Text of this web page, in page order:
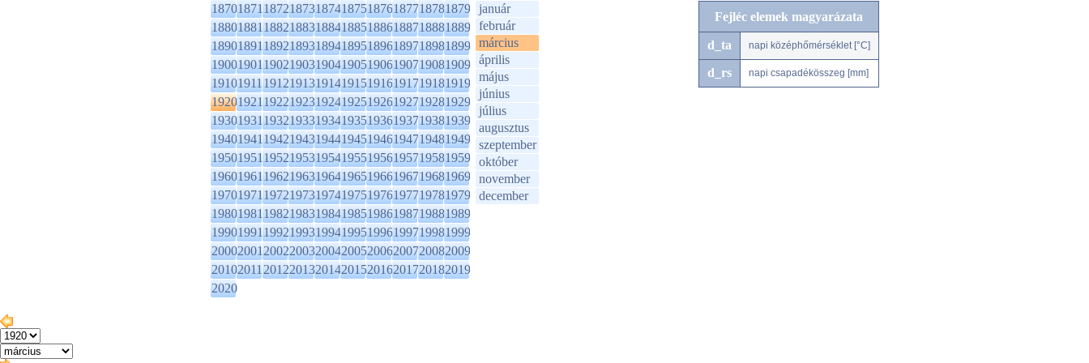
1870187118721873187418751876187718781879
1880188118821883188418851886188718881889
1890189118921893189418951896189718981899
1900190119021903190419051906190719081909
1910191119121913191419151916191719181919
1920192119221923192419251926192719281929
1930193119321933193419351936193719381939
1940194119421943194419451946194719481949
1950195119521953195419551956195719581959
1960196119621963196419651966196719681969
1970197119721973197419751976197719781979
1980198119821983198419851986198719881989
1990199119921993199419951996199719981999
2000200120022003200420052006200720082009
2010201120122013201420152016201720182019
2020
január
február
március
április
május
június
július
augusztus
szeptember
október
november
december
Fejléc elemek magyarázata
d_ta napi középhőmérséklet [°C]
d_rs napi csapadékösszeg [mm]